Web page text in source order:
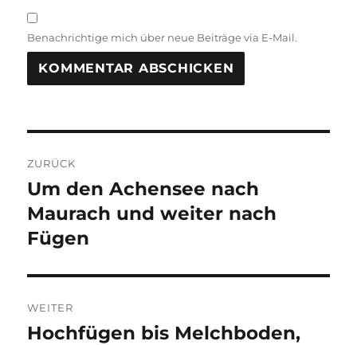
Benachrichtige mich über neue Beiträge via E-Mail.
ZURÜCK
Vorheriger
Beitrag:
Um den Achensee nach
Maurach und weiter nach
Fügen
WEITER
Nächster
Hochfügen bis Melchboden,